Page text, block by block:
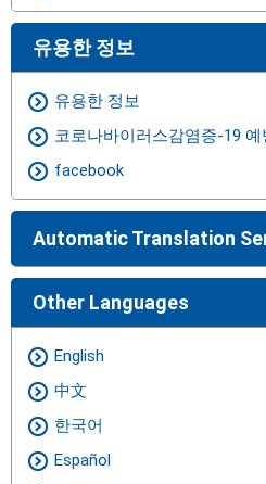
유용한 정보
유용한 정보
코로나바이러스감염증-19
facebook
Automatic Translation
Other Languages
English
中文
한국어
Español